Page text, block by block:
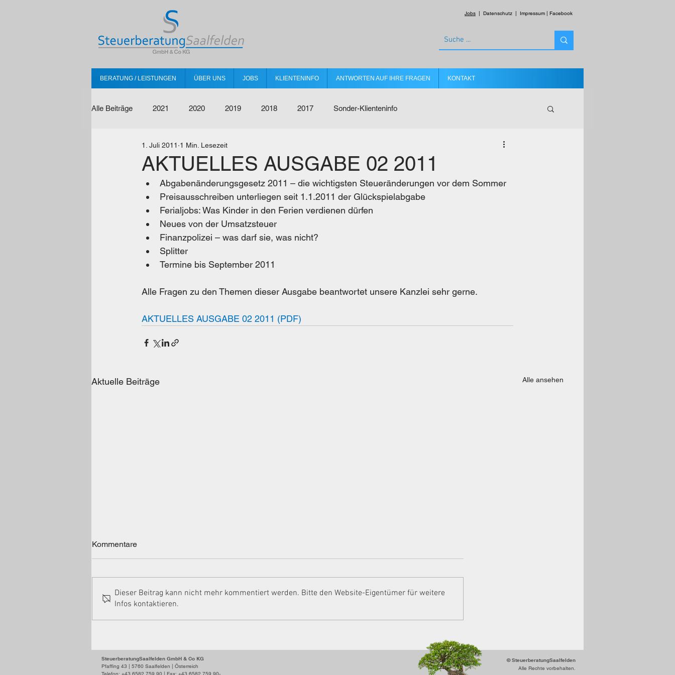
Jobs | Datenschutz | Impressum | Facebook
BERATUNG / LEISTUNGEN ÜBER UNS JOBS KLIENTENINFO ANTWORTEN AUF IHRE FRAGEN KONTAKT
Alle Beiträge 2021 2020 2019 2018 2017 Sonder-Klienteninfo
AKTUELLES AUSGABE 02 2011
1. Juli 2011 1 Min. Lesezeit
Abgabenänderungsgesetz 2011 – die wichtigsten Steueränderungen vor dem Sommer
Preisausschreiben unterliegen seit 1.1.2011 der Glückspielabgabe
Ferialjobs: Was Kinder in den Ferien verdienen dürfen
Neues von der Umsatzsteuer
Finanzpolizei – was darf sie, was nicht?
Splitter
Termine bis September 2011
Alle Fragen zu den Themen dieser Ausgabe beantwortet unsere Kanzlei sehr gerne.
AKTUELLES AUSGABE 02 2011 (PDF)
Aktuelle Beiträge Alle ansehen
AKTUELLES
November/Dezember 2021
Steuerspartipps für Einnahmen-
Ausgaben-Rechner
Sozialversicherungstipps Alle...
Investitionsprämie 3-Monats-Frist
2021 Empfängerbenennung...
Jubiläums
FKZ USt-Regeln beim
Kommentare
Dieser Beitrag kann nicht mehr kommentiert werden. Bitte den Website-Eigentümer für weitere
Infos kontaktieren.
SteuerberatungSaalfelden GmbH & Co KG
Pfaffing 43 | 5760 Saalfelden | Österreich
© SteuerberatungSaalfelden
Alle Rechte vorbehalten.